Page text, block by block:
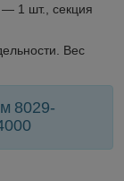
1 шт., секция
Вес
8029-